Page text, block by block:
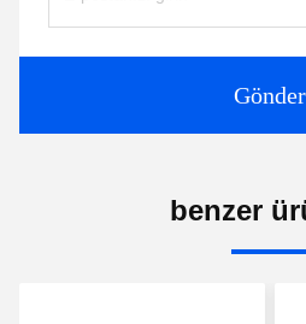
Gönder
benzer